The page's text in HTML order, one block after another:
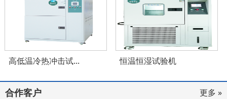
高低温冷热冲击试... 恒温恒湿试验机
合作客户 更多 »